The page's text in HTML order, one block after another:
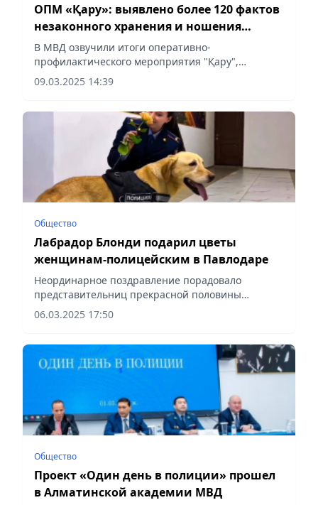
ОПМ «Қару»: выявлено более 120 фактов
незаконного хранения и ношения
огнестрельного оружия в Казахстане
В МВД озвучили итоги оперативно-
профилактического мероприятия "Қару",
сообщает Vecher.kz.
09.03.2025 14:39
Общество
Лабрадор Блонди подарил цветы
женщинам-полицейским в Павлодаре
Неординарное поздравление порадовало
представительниц прекрасной половины
полиции, сообщает Vecher.kz.
06.03.2025 17:50
Общество
Проект «Один день в полиции» прошел
в Алматинской академии МВД